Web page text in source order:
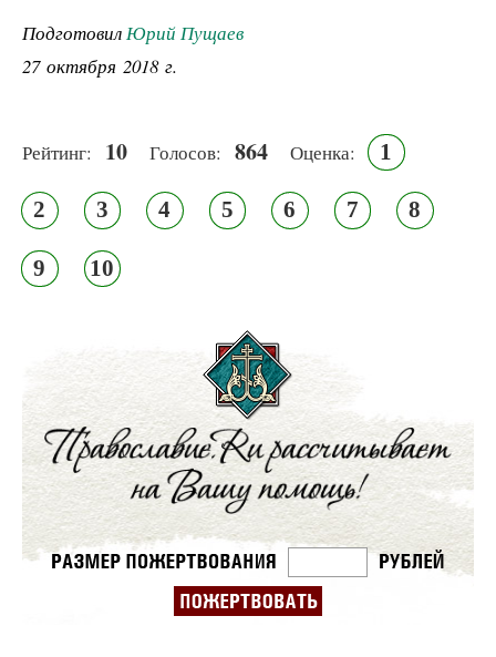
ПодготовилЮрий Пущаев
27 октября 2018 г.
Рейтинг: 10 Голосов: 864 Оценка: 1
2 3 4 5 6 7 8
9 10